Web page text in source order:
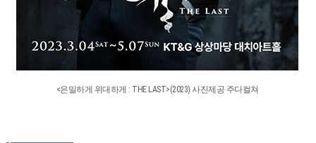
<은밀하게 위대하게 : THE LAST>(2023) 사진제공 주다컬쳐